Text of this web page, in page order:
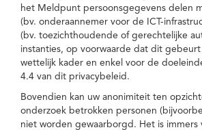
het Meldpunt persoonsgegevens delen
(bv. onderaannemer voor de ICT-
(bv. toezichthoudende of gerechtelijke
instanties, op voorwaarde dat dit
wettelijk kader en enkel voor de
4.4 van dit privacybeleid.
Bovendien kan uw anonimiteit ten
onderzoek betrokken personen
niet worden gewaarborgd. Het is immers